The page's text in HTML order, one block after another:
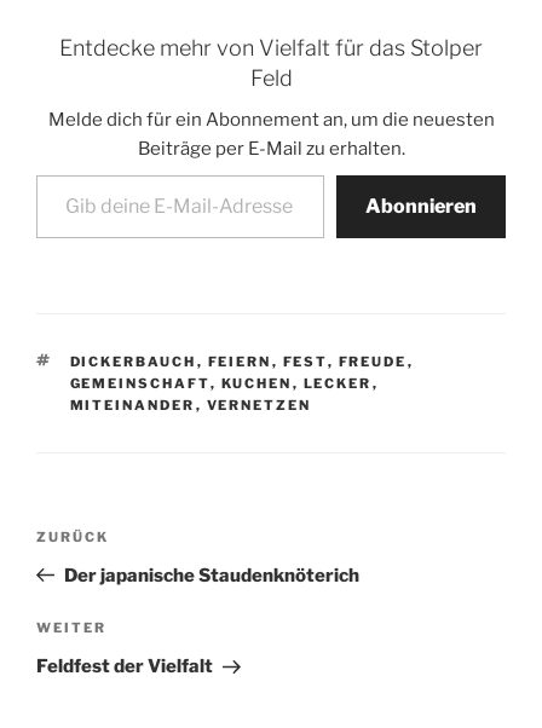
Entdecke mehr von Vielfalt für das Stolper
Feld
Melde dich für ein Abonnement an, um die neuesten
Beiträge per E-Mail zu erhalten.
Gib deine E-Mail-Adresse ein ...
Abonnieren
SCHLAGWÖRTER
DICKERBAUCH , FEIERN , FEST, FREUDE ,
GEMEINSCHAFT, KUCHEN , LECKER ,
MITEINANDER , VERNETZEN
Beitragsnavigation
Vorheriger
Beitrag
ZURÜCK
Der japanische Staudenknöterich
Nächster
Beitrag
WEITER
Feldfest der Vielfalt